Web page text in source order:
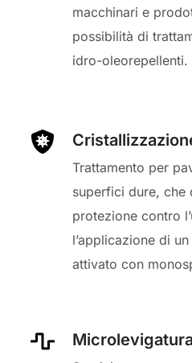
macchinari e
possibilità di
idro-oleorepellenti.
Trattamento per
superfici dure, che
protezione contro
l’applicazione di
attivato con